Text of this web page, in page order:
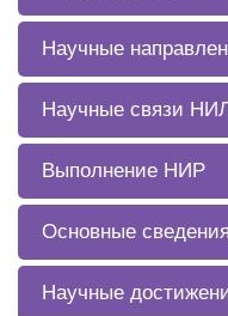
Научные
Научные связи
Выполнение НИР
Основные
Научные